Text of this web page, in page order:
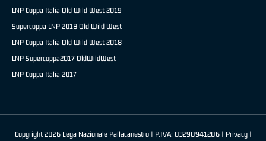
LNP Coppa Italia Old Wild West 2019
Supercoppa LNP 2018 Old Wild West
LNP Coppa Italia Old Wild West 2018
LNP Supercoppa2017 OldWildWest
LNP Coppa Italia 2017
Copyright 2026 Lega Nazionale Pallacanestro | P.IVA: 03290941206 | Privacy|